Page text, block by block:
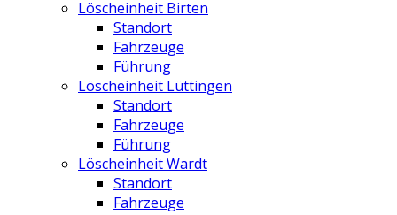
Löscheinheit Birten
Standort
Fahrzeuge
Führung
Löscheinheit Lüttingen
Standort
Fahrzeuge
Führung
Löscheinheit Wardt
Standort
Fahrzeuge